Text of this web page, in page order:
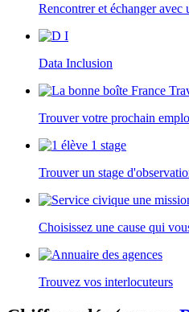
Rencontrer et échanger avec
Data Inclusion
Trouver votre prochain
Trouver un stage
Choisissez une cause qui
Trouvez vos interlocuteurs